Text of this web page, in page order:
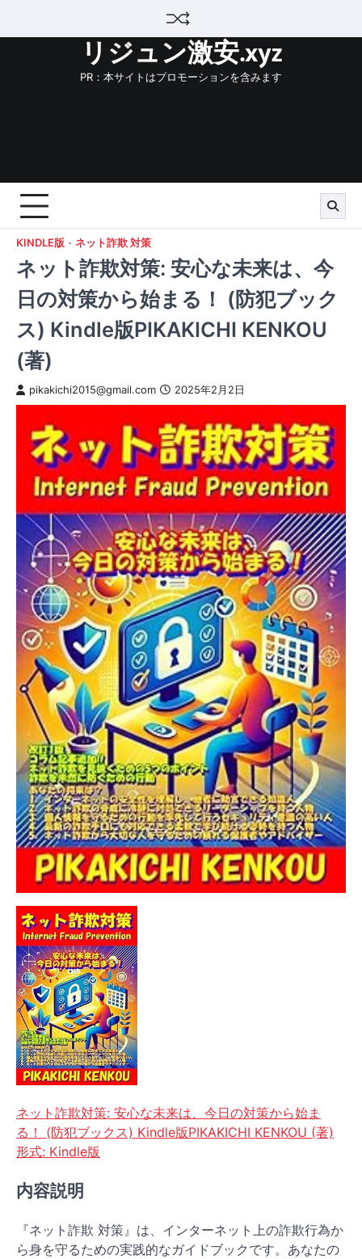
リジュン激安.xyz
PR：本サイトはプロモーションを含みます
KINDLE版 ネット詐欺 対策
ネット詐欺対策: 安心な未来は、今
日の対策から始まる！ (防犯ブック
ス) Kindle版PIKAKICHI KENKOU
(著)
pikakichi2015@gmail.com 2025年2月2日
ネット詐欺対策: 安心な未来は、今日の対策から始ま
る！ (防犯ブックス) Kindle版PIKAKICHI KENKOU (著)
形式: Kindle版
内容説明
『ネット詐欺 対策』は、インターネット上の詐欺行為か
ら身を守るための実践的なガイドブックです。あなたの